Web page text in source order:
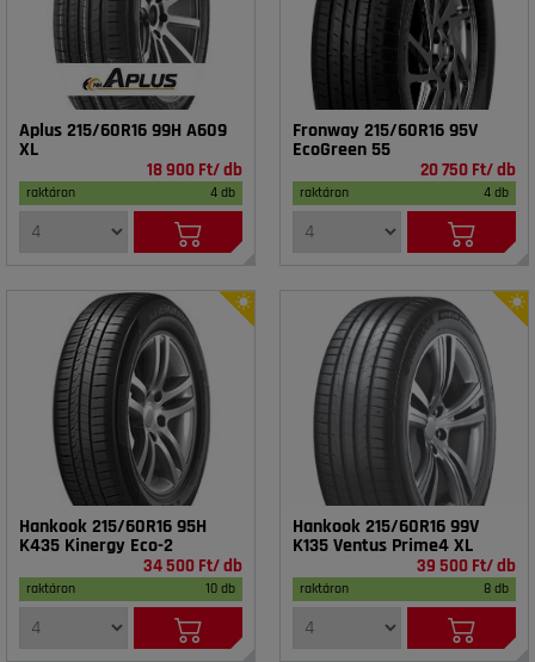
Aplus 215/60R16 99H A609
XL
18 900 Ft/ db
raktáron 4 db
Fronway 215/60R16 95V
EcoGreen 55
20 750 Ft/ db
raktáron 4 db
Hankook 215/60R16 95H
K435 Kinergy Eco-2
34 500 Ft/ db
raktáron 10 db
Hankook 215/60R16 99V
K135 Ventus Prime4 XL
39 500 Ft/ db
raktáron 8 db